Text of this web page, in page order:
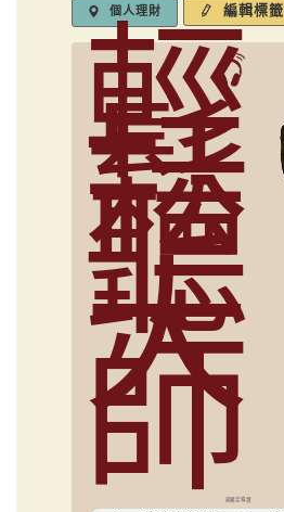
個人理財 編輯標籤
輕
鬆
聽
大
師
俞國定導讀